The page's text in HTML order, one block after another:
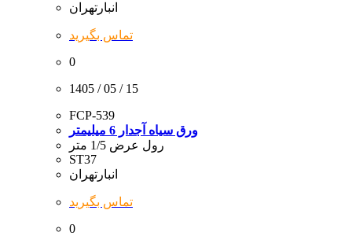
انبارتهران
تماس بگیرید
0
1405 / 05 / 15
FCP-539
ورق سیاه آجدار 6 میلیمتر
رول عرض 1/5 متر
ST37
انبارتهران
تماس بگیرید
0